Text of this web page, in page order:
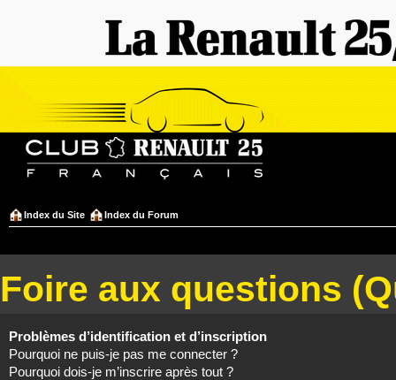
Index du Site Index du Forum
Foire aux questions
Problèmes d’identification et d’inscription
Pourquoi ne puis-je pas me connecter ?
Pourquoi dois-je m’inscrire après tout ?